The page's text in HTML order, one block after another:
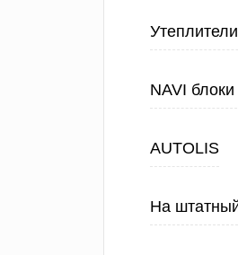
NAVI
AUTOLIS
На